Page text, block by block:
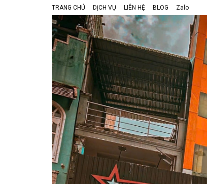
TRANG CHỦ DỊCH VỤ LIÊN HỆ BLOG Zalo